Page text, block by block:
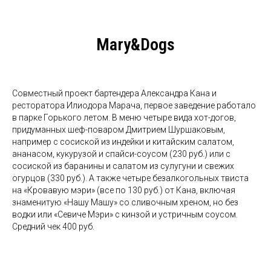
Mary&Dogs
Совместный проект бартендера Александра Кана и
ресторатора Илиодора Марача, первое заведение работало
в парке Горького летом. В меню четыре вида хот-догов,
придуманных шеф-поваром Дмитрием Шуршаковым,
например с сосиской из индейки и китайским салатом,
ананасом, кукурузой и спайси-соусом (230 руб.) или с
сосиской из баранины и салатом из сулугуни и свежих
огурцов (330 руб.). А также четыре безалкогольных твиста
на «Кровавую мэри» (все по 130 руб.) от Кана, включая
знаменитую «Нашу Машу» со сливочным хреном, но без
водки или «Севиче Мэри» с кинзой и устричным соусом.
Средний чек 400 руб.